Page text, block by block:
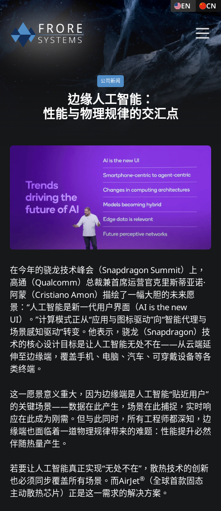
EN CN
公司新闻​
边缘人工智能：
性能与物理规律的交汇点
在今年的骁龙技术峰会（Snapdragon Summit）上，
高通（Qualcomm）总裁兼首席运营官克里斯蒂亚诺·
阿蒙（Cristiano Amon）描绘了一幅大胆的未来愿
景：“人工智能是新一代用户界面（AI is the new
UI）。”计算模式正从“应用与图标驱动”向“智能代理与
场景感知驱动”转变。他表示，骁龙（Snapdragon）技
术的核心设计目标是让人工智能无处不在——从云端延
伸至边缘端，覆盖手机、电脑、汽车、可穿戴设备等各
类终端。
这一愿景意义重大，因为边缘端是人工智能“贴近用户”
的关键场景——数据在此产生，场景在此捕捉，实时响
应在此成为刚需。但与此同时，所有工程师都深知，边
缘端也面临着一道物理规律带来的难题：性能提升必然
伴随热量产生。
若要让人工智能真正实现“无处不在”，散热技术的创新
也必须同步覆盖所有场景。而AirJet®
（全球首款固态
主动散热芯片）正是这一需求的解决方案。